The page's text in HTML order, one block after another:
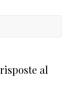
al